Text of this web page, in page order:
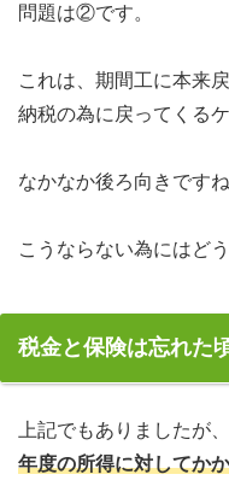
問題は②です。
これは、期間工に本来
納税の為に戻ってくるケ
なかなか後ろ向きですね
こうならない為にはど
税金と保険は忘れた
上記でもありましたが、
年度の所得に対してか